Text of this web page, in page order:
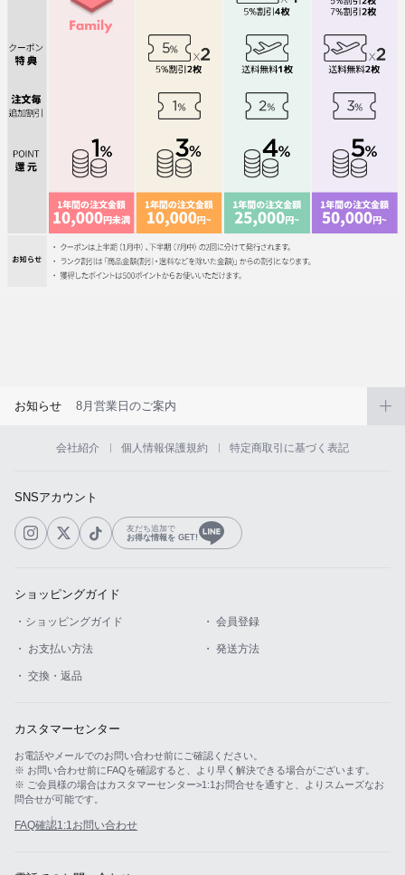
お知らせ 8月営業日のご案内
会社紹介 個人情報保護規約 特定商取引に基づく表記
SNSアカウント
友だち追加で
お得な情報を GET!
ショッピングガイド
・ショッピングガイド ・ 会員登録
・ お支払い方法 ・ 発送方法
・ 交換・返品
カスタマーセンター
お電話やメールでのお問い合わせ前にご確認ください。
※ お問い合わせ前にFAQを確認すると、より早く解決できる場合がございます。
※ ご会員様の場合はカスタマーセンター>1:1お問合せを通すと、よりスムーズなお
問合せが可能です。
FAQ確認1:1お問い合わせ